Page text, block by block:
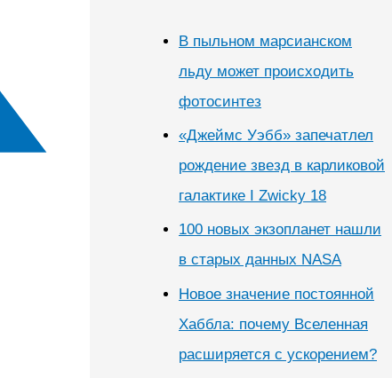
В пыльном марсианском
льду может происходить
фотосинтез
«Джеймс Уэбб» запечатлел
рождение звезд в карликовой
галактике I Zwicky 18
100 новых экзопланет нашли
в старых данных NASA
Новое значение постоянной
Хаббла: почему Вселенная
расширяется с ускорением?